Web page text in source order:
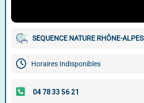
SEQUENCE NATURE RHÔNE-ALPES
Horaires Indisponibles